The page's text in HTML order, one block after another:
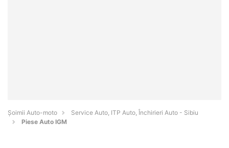
Șoimii Auto-moto
Service Auto, ITP Auto, Închirieri Auto - Sibiu
Piese Auto IGM